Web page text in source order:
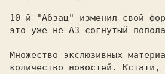
10-й "Абзац" изменил свой
это уже не А3 согнутый
Множество экслюзивных
количество новостей. Кстати,